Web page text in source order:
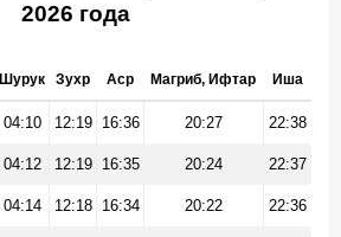
2026 года
Шурук Зухр Аср Магриб, Ифтар Иша
04:10 12:19 16:36 20:27 22:38
04:12 12:19 16:35 20:24 22:37
04:14 12:18 16:34 20:22 22:36